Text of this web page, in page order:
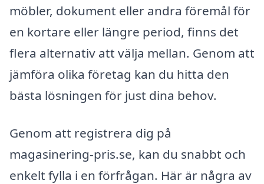
möbler, dokument eller andra föremål för
en kortare eller längre period, finns det
flera alternativ att välja mellan. Genom att
jämföra olika företag kan du hitta den
bästa lösningen för just dina behov.
Genom att registrera dig på
magasinering-pris.se, kan du snabbt och
enkelt fylla i en förfrågan. Här är några av